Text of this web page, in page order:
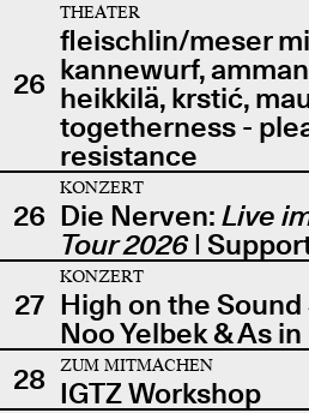
26
THEATER
fleischlin/meser
kannewurf,
heikkilä, krstić,
togetherness -
resistance
26
KONZERT
Die Nerven: Live
Tour 2026|
27
KONZERT
High on the Sound
Noo Yelbek & As
28
ZUM MITMACHEN
IGTZ Workshop